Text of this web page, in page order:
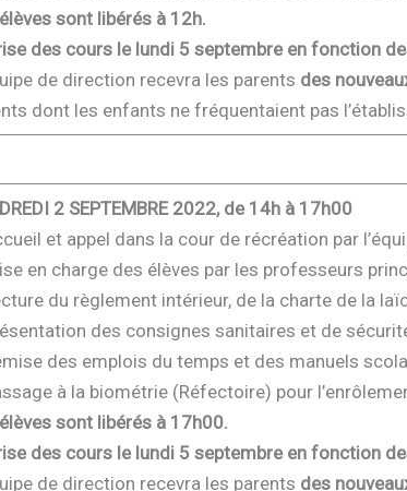
sont libérés à 12h.
des cours le lundi 5 septembre en fonction
de direction recevra les parents des
dont les enfants ne fréquentaient pas
2 SEPTEMBRE 2022, de 14h à 17h00
et appel dans la cour de récréation par
en charge des élèves par les professeurs
du règlement intérieur, de la charte de la
des consignes sanitaires et de
des emplois du temps et des manuels
à la biométrie (Réfectoire) pour
sont libérés à 17h00.
des cours le lundi 5 septembre en fonction
de direction recevra les parents des